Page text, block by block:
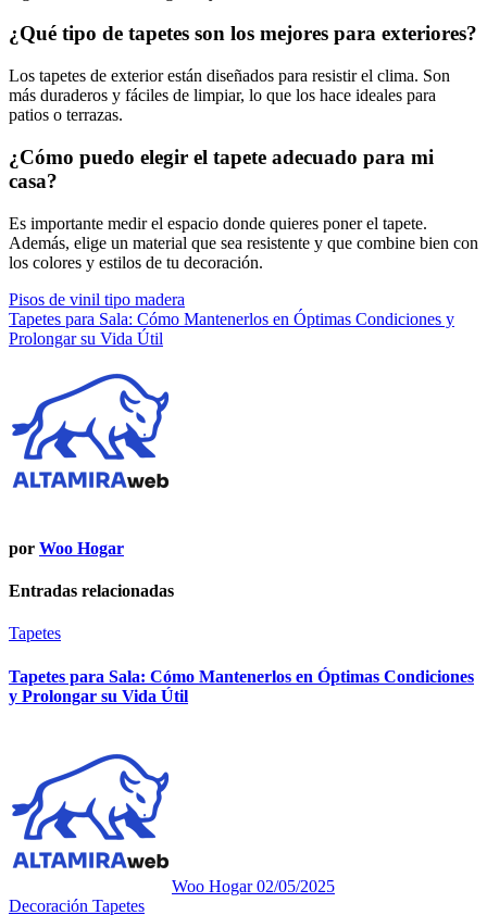
¿Qué tipo de tapetes son los mejores para exteriores?
Los tapetes de exterior están diseñados para resistir el clima. Son
más duraderos y fáciles de limpiar, lo que los hace ideales para
patios o terrazas.
¿Cómo puedo elegir el tapete adecuado para mi
casa?
Es importante medir el espacio donde quieres poner el tapete.
Además, elige un material que sea resistente y que combine bien con
los colores y estilos de tu decoración.
Navegación
de
Pisos de vinil tipo madera
Tapetes para Sala: Cómo Mantenerlos en Óptimas Condiciones y
Prolongar su Vida Útil
por Woo Hogar
Entradas relacionadas
Tapetes
Tapetes para Sala: Cómo Mantenerlos en Óptimas Condiciones
y Prolongar su Vida Útil
Woo Hogar02/05/2025
Decoración Tapetes